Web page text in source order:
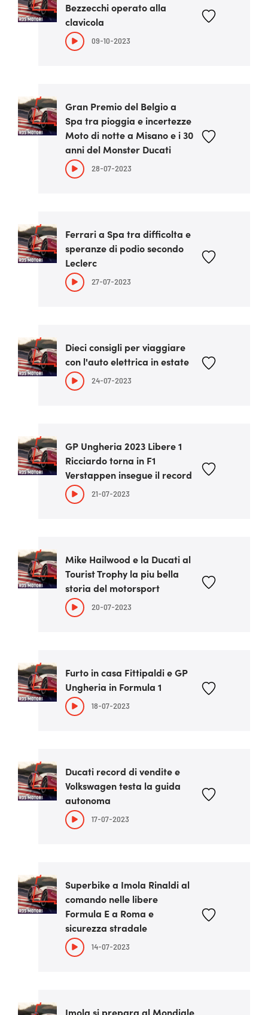
Bezzecchi operato alla
clavicola
09-10-2023
Gran Premio del Belgio a
Spa tra pioggia e incertezze
Moto di notte a Misano e i 30
anni del Monster Ducati
28-07-2023
Ferrari a Spa tra difficolta e
speranze di podio secondo
Leclerc
27-07-2023
Dieci consigli per viaggiare
con l'auto elettrica in estate
24-07-2023
GP Ungheria 2023 Libere 1
Ricciardo torna in F1
Verstappen insegue il record
21-07-2023
Mike Hailwood e la Ducati al
Tourist Trophy la piu bella
storia del motorsport
20-07-2023
Furto in casa Fittipaldi e GP
Ungheria in Formula 1
18-07-2023
Ducati record di vendite e
Volkswagen testa la guida
autonoma
17-07-2023
Superbike a Imola Rinaldi al
comando nelle libere
Formula E a Roma e
sicurezza stradale
14-07-2023
Imola si prepara al Mondiale